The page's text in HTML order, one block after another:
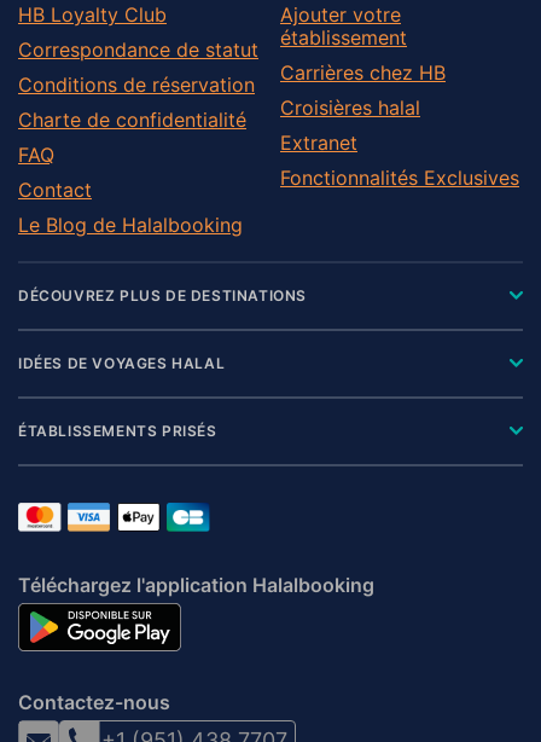
HB Loyalty Club
Correspondance de statut
Conditions de réservation
Charte de confidentialité
FAQ
Contact
Le Blog de Halalbooking
Ajouter votre
établissement
Carrières chez HB
Croisières halal
Extranet
Fonctionnalités Exclusives
DÉCOUVREZ PLUS DE DESTINATIONS
IDÉES DE VOYAGES HALAL
ÉTABLISSEMENTS PRISÉS
Téléchargez l'application Halalbooking
Contactez-nous